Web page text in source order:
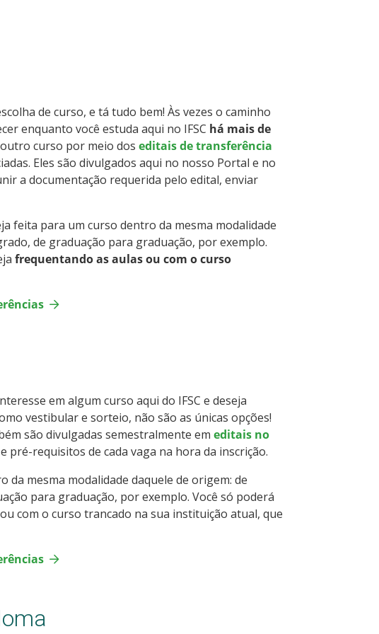
de curso, e tá tudo bem! Às vezes o caminho
enquanto você estuda aqui no IFSC há mais de
curso por meio dos editais de transferência
Eles são divulgados aqui no nosso Portal e no
a documentação requerida pelo edital, enviar
feita para um curso dentro da mesma modalidade
de graduação para graduação, por exemplo.
frequentando as aulas ou com o curso
em algum curso aqui do IFSC e deseja
vestibular e sorteio, não são as únicas opções!
são divulgadas semestralmente em editais no
pré-requisitos de cada vaga na hora da inscrição.
mesma modalidade daquele de origem: de
para graduação, por exemplo. Você só poderá
com o curso trancado na sua instituição atual, que